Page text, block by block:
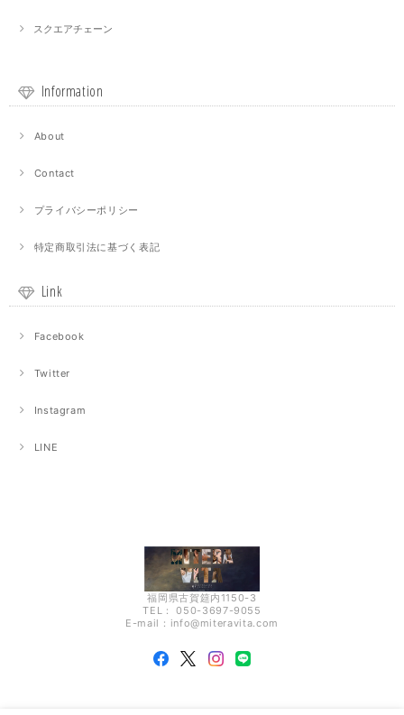
スクエアチェーン
Information
About
Contact
プライバシーポリシー
特定商取引法に基づく表記
Link
Facebook
Twitter
Instagram
LINE
福岡県古賀筵内1150-3
TEL： 050-3697-9055
E-mail： info@miteravita.com